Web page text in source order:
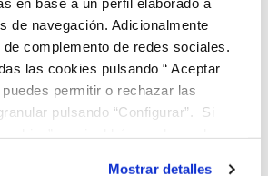
de navegación. Adicionalmente
complemento de redes sociales.
las cookies pulsando “ Aceptar
puedes permitir o rechazar las
pulsando “Configurar”. Si
Mostrar detalles